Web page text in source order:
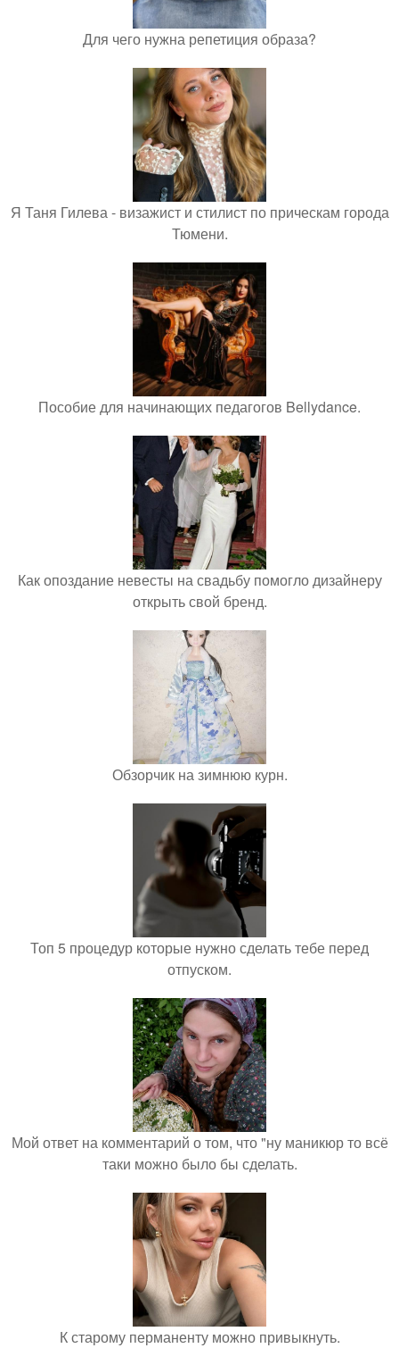
Для чего нужна репетиция образа?
Я Таня Гилева - визажист и стилист по прическам города
Тюмени.
Пособие для начинающих педагогов Bellydance.
Как опоздание невесты на свадьбу помогло дизайнеру
открыть свой бренд.
Обзорчик на зимнюю курн.
Топ 5 процедур которые нужно сделать тебе перед
отпуском.
Мой ответ на комментарий о том, что "ну маникюр то всё
таки можно было бы сделать.
К старому перманенту можно привыкнуть.